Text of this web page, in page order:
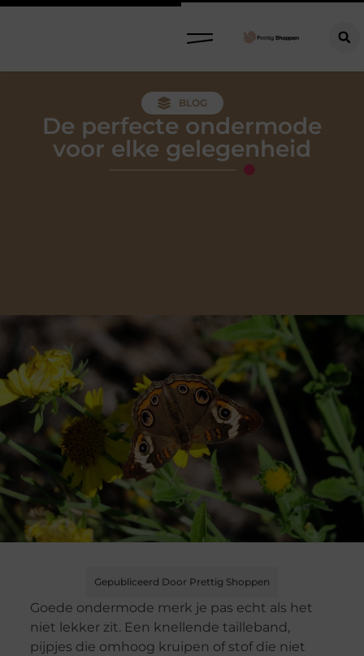
BLOG
De perfecte ondermode
voor elke gelegenheid
Gepubliceerd Door Prettig Shoppen
Goede ondermode merk je pas echt als het
niet lekker zit. Een knellende tailleband,
pijpjes die omhoog kruipen of stof die niet